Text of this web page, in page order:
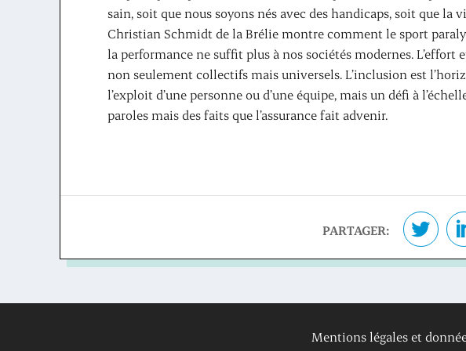
sain, soit que nous soyons nés avec des handicaps, soit que la
Christian Schmidt de la Brélie montre comment le sport
la performance ne suffit plus à nos sociétés modernes. L’effort
non seulement collectifs mais universels. L’inclusion est
l’exploit d’une personne ou d’une équipe, mais un défi à
paroles mais des faits que l’assurance fait advenir.
PARTAGER:
Mentions légales et